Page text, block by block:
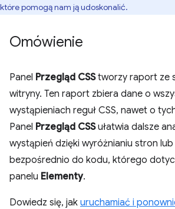
które pomogą nam ją udoskonalić.
Omówienie
Panel Przegląd CSStworzy raport ze
witryny. Ten raport zbiera dane o
wystąpieniach reguł CSS, nawet o
Panel Przegląd CSSułatwia dalsze
wystąpień dzięki wyróżnianiu stron lub
bezpośrednio do kodu, którego
panelu Elementy.
Dowiedz się, jak uruchamiać i